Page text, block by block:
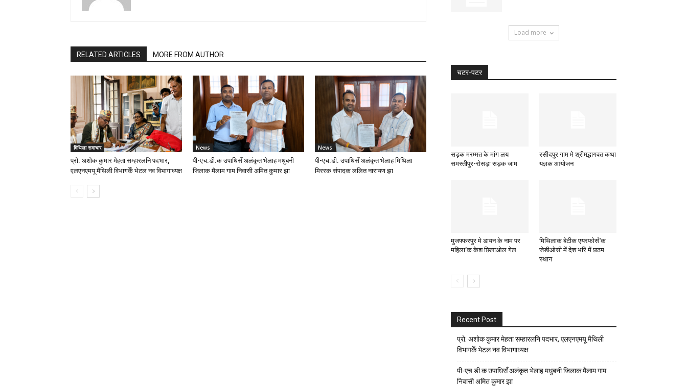
RELATED ARTICLES MORE FROM AUTHOR
मिथिला समाचार
प्रो. अशोक कुमार मेहता सम्हारलनि पदभार,
एलएनएमयू मैथिली विभागकेँ भेटल नव विभागाध्यक्ष
News
पी-एच.डी.क उपाधिसँ अलंकृत भेलाह मधुबनी
जिलाक मैलाम गाम निवासी अमित कुमार झा
News
पी-एच.डी. उपाधिसँ अलंकृत भेलाह मिथिला
मिररक संपादक ललित नारायण झा
Load more
चटर-पटर
सड़क मरम्मत के मांग लय
समस्तीपुर-रोसड़ा सड़क जाम
रसीदपुर गाम मे श्रीमद्भागवत कथा
यज्ञक आयोजन
मुजफ्फरपुर मे डायन के नाम पर
महिला’क केश छिलाओल गेल
मिथिलाक बेटीक एयरफोर्स‘क
जेडीओसी में देश भरि में छठम
स्थान
Recent Post
प्रो. अशोक कुमार मेहता सम्हारलनि पदभार, एलएनएमयू मैथिली
विभागकेँ भेटल नव विभागाध्यक्ष
पी-एच.डी.क उपाधिसँ अलंकृत भेलाह मधुबनी जिलाक मैलाम गाम
निवासी अमित कुमार झा